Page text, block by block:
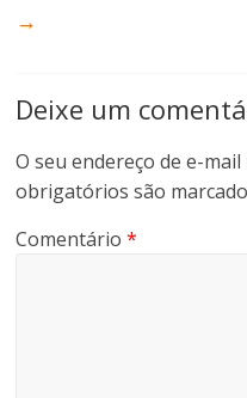
→
Deixe um
O seu endereço de e-
obrigatórios são
Comentário*